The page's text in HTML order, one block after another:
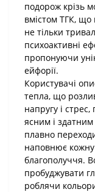
подорож крізь
вмістом ТГК, що
не тільки
психоактивні
пропонуючи
ейфорії.
Користувачі
тепла, що
напругу і
ясним і
плавно
наповнює кожну
благополуччя.
пробуджувати
роблячи